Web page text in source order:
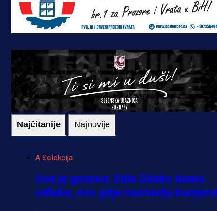
Najčitanije Najnovije
A Selekcija
Sve je gotovo: Edin Džeko donio
odluku, evo gdje nastavlja